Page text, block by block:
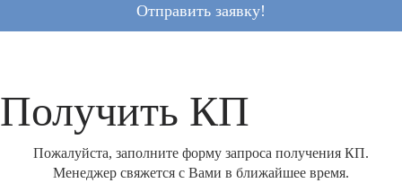
Отправить заявку!
Получить КП
Пожалуйста, заполните форму запроса получения КП.
Менеджер свяжется с Вами в ближайшее время.